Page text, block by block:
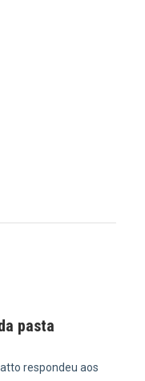
pasta
respondeu aos